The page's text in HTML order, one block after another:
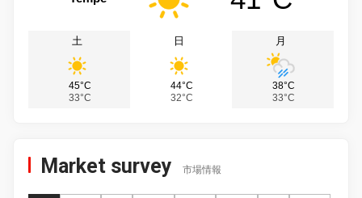
土
45°C
33°C
日
44°C
32°C
月
38°C
33°C
Market survey 市場情報